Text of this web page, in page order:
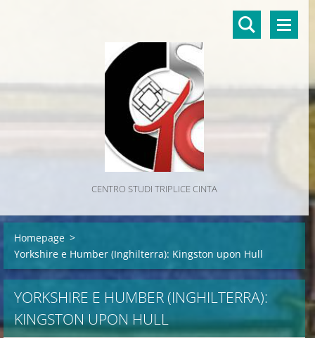
CENTRO STUDI TRIPLICE CINTA
Homepage >
Yorkshire e Humber (Inghilterra): Kingston upon Hull
YORKSHIRE E HUMBER (INGHILTERRA):
KINGSTON UPON HULL